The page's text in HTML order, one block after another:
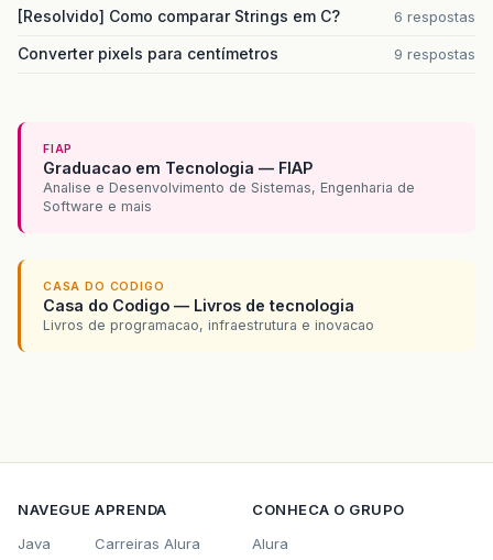
[Resolvido] Como comparar Strings em C? 6 respostas
Converter pixels para centímetros 9 respostas
FIAP
Graduacao em Tecnologia — FIAP
Analise e Desenvolvimento de Sistemas, Engenharia de
Software e mais
CASA DO CODIGO
Casa do Codigo — Livros de tecnologia
Livros de programacao, infraestrutura e inovacao
NAVEGUE
Java
APRENDA
Carreiras Alura
CONHECA O GRUPO
Alura